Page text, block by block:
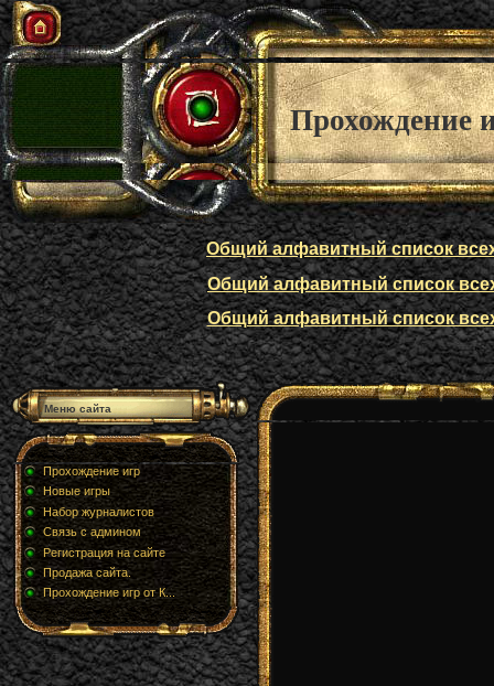
Прохождение
Общий алфавитный список
Общий алфавитный список
Общий алфавитный список
Меню сайта
Прохождение игр
Новые игры
Набор журналистов
Связь с админом
Регистрация на сайте
Продажа сайта.
Прохождение игр от К...